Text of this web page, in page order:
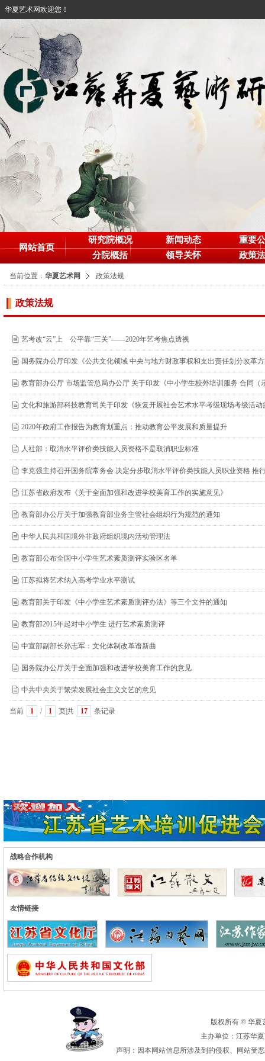
华夏艺术网欢迎您！
网站首页
研究院概况
分院概括
新闻动态
领导关怀
重要
政策
当前位置： 华夏艺术网 政策法规
政策法规
艺考改“云”上 公平靠“三关”——2020年艺考焦点透视
国务院办公厅印发《公共文化领域 中央与地方财政事权和支出责任划分改革
教育部办公厅 市场监管总局办公厅 关于印发《中小学生校外培训服务 合同（
文化和旅游部科技教育司关于印发《恢复开展社会艺术水平考级现场考级活
2020年政府工作报告为教育划重点：推动教育公平发展和质量提升
人社部：取消水平评价类技能人员资格不是取消职业标准
李克强主持召开国务院常务会 决定分步取消水平评价类技能人员职业资格 推
江苏省政府发布《关于全面加强和改进学校美育工作的实施意见》
教育部办公厅关于加强教育部业务主管社会组织行为规范的通知
中华人民共和国境外非政府组织境内活动管理法
教育部公布全国中小学生艺术素质测评实验区名单
江苏拟将艺术纳入高考学业水平测试
教育部关于印发《中小学生艺术素质测评办法》等三个文件的通知
教育部2015年起对中小学生 进行艺术素质测评
中宣部副部长孙志军：文化体制改革谱新曲
国务院办公厅关于全面加强和改进学校美育工作的意见
中共中央关于繁荣发展社会主义文艺的意见
当前 1 / 1 页|共 17 条记录
战略合作机构
友情链接
版权所有 © 华夏
主办单位：江苏华
声明：因本网站信息所涉及到的侵权、网站受